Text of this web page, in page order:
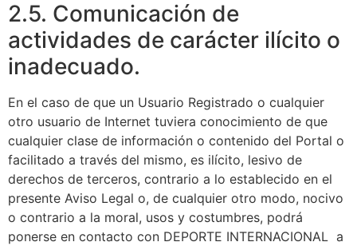
2.5. Comunicación de
actividades de carácter ilícito o
inadecuado.
En el caso de que un Usuario Registrado o cualquier
otro usuario de Internet tuviera conocimiento de que
cualquier clase de información o contenido del Portal o
facilitado a través del mismo, es ilícito, lesivo de
derechos de terceros, contrario a lo establecido en el
presente Aviso Legal o, de cualquier otro modo, nocivo
o contrario a la moral, usos y costumbres, podrá
ponerse en contacto con DEPORTE INTERNACIONAL a